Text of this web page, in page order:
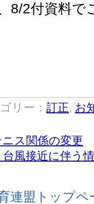
8/2付資料で
リー： 訂正, お
ス関係の変更
風接近に伴う
連盟トップペ